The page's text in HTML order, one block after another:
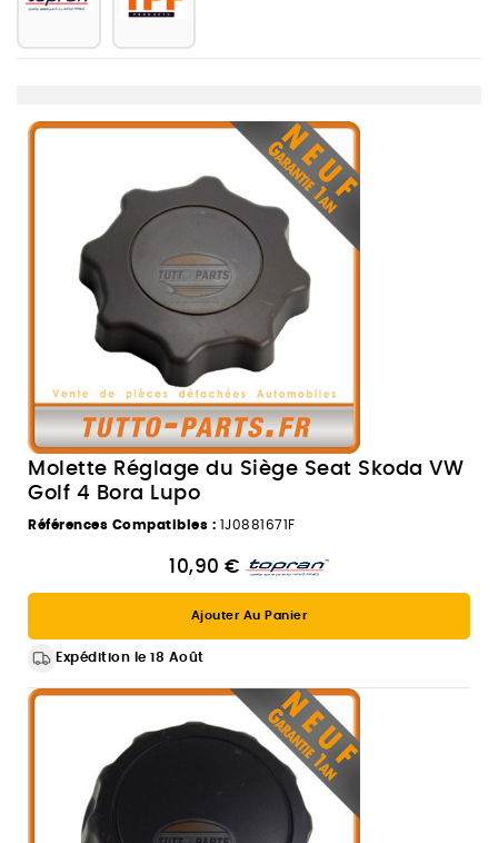
Molette Réglage du Siège Seat Skoda VW
Golf 4 Bora Lupo
Références Compatibles : 1J0881671F
10,90 €
Ajouter Au Panier
Expédition le 18 Août